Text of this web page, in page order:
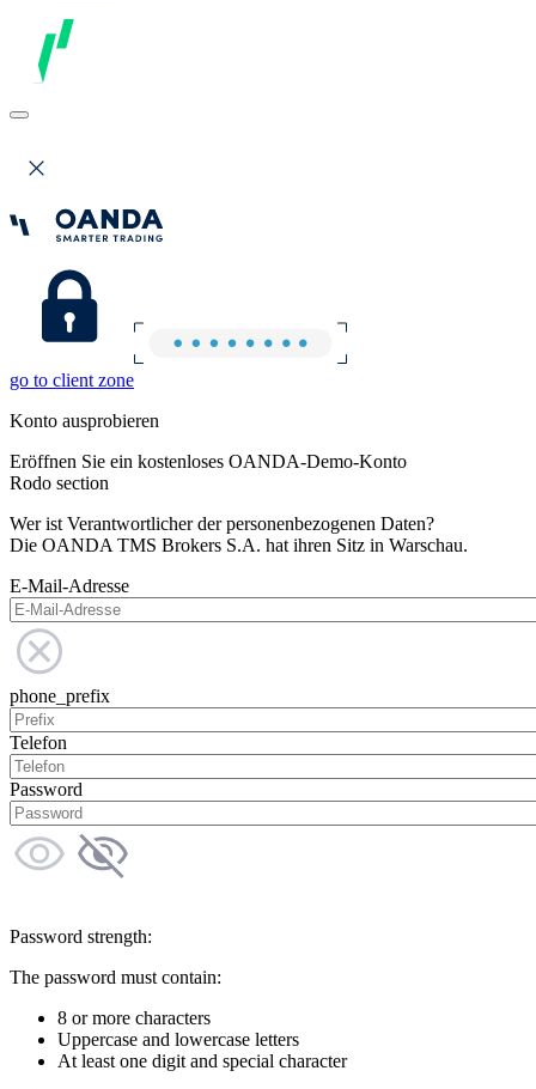
go to client zone
Konto ausprobieren
Eröffnen Sie ein kostenloses OANDA-Demo-Konto
Rodo section
Wer ist Verantwortlicher der personenbezogenen Daten?
Die OANDA TMS Brokers S.A. hat ihren Sitz in Warschau.
E-Mail-Adresse
phone_prefix
Telefon
Password
Password strength:
The password must contain:
8 or more characters
Uppercase and lowercase letters
At least one digit and special character